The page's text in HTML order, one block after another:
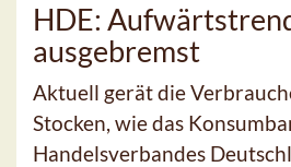
HDE:
ausgebremst
Aktuell gerät die
Stocken, wie das
Handelsverbandes